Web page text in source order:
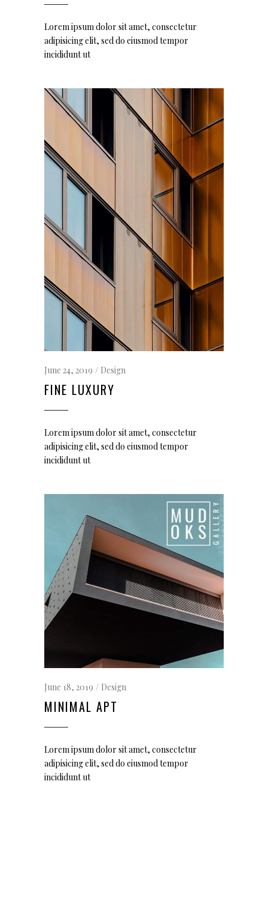
Lorem ipsum dolor sit amet, consectetur
adipisicing elit, sed do eiusmod tempor
incididunt ut
June 24, 2019 Design
FINE LUXURY
Lorem ipsum dolor sit amet, consectetur
adipisicing elit, sed do eiusmod tempor
incididunt ut
June 18, 2019 Design
MINIMAL APT
Lorem ipsum dolor sit amet, consectetur
adipisicing elit, sed do eiusmod tempor
incididunt ut